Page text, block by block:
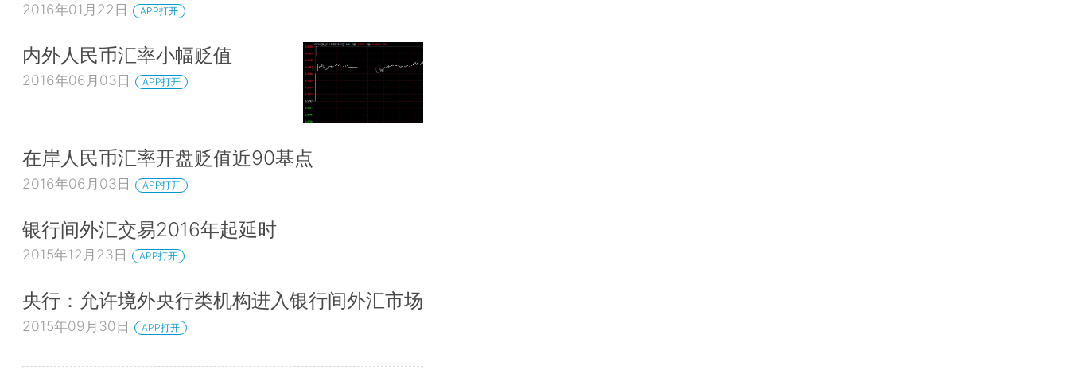
2016年01月22日 APP打开
内外人民币汇率小幅贬值
2016年06月03日 APP打开
在岸人民币汇率开盘贬值近90基点
2016年06月03日 APP打开
银行间外汇交易2016年起延时
2015年12月23日 APP打开
央行：允许境外央行类机构进入银行间外汇市场
2015年09月30日 APP打开